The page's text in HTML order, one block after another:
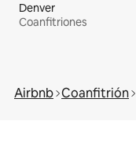
Denver
Coanfitriones
Airbnb Coanfitrión